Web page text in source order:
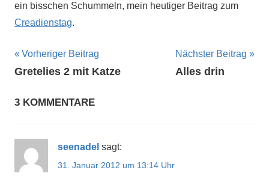
ein bisschen Schummeln, mein heutiger Beitrag zum
Creadienstag.
Beitragsnavigation
Vorheriger Beitrag
Gretelies 2 mit Katze
Nächster Beitrag
Alles drin
3 KOMMENTARE
seenadel sagt:
31. Januar 2012 um 13:14 Uhr